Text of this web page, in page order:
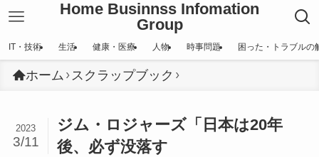
Home Businnss Infomation
Group
IT・技術 生活 健康・医療 人物 時事問題 困った・トラブルの
ホーム スクラップブック
ジム・ロジャーズ「日本は20年
後、必ず没落す
2023
3/11